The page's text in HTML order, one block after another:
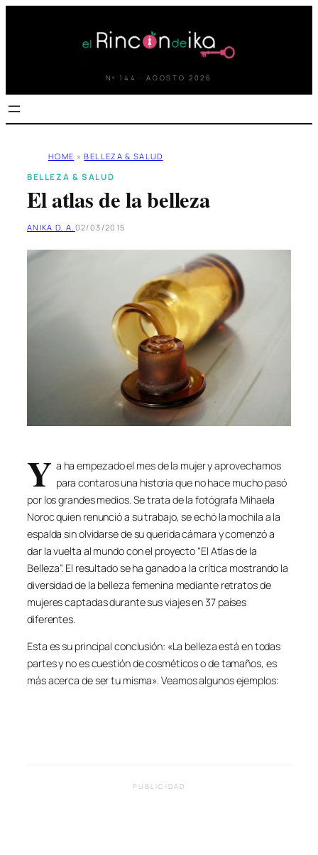
Nº 144 · AGOSTO 2026
HOME » BELLEZA & SALUD
BELLEZA & SALUD
El atlas de la belleza
ANIKA D. A. 02/03/2015
Y a ha empezado el mes de la mujer y aprovechamos
para contaros una historia que no hace mucho pasó
por los grandes medios. Se trata de la fotógrafa Mihaela
Noroc quien renunció a su trabajo, se echó la mochila a la
espalda sin olvidarse de su querida cámara y comenzó a
dar la vuelta al mundo con el proyecto “El Atlas de la
Belleza”. El resultado se ha ganado a la crítica mostrando la
diversidad de la belleza femenina mediante retratos de
mujeres captadas durante sus viajes en 37 países
diferentes.
Esta es su principal conclusión: «La belleza está en todas
partes y no es cuestión de cosméticos o de tamaños, es
más acerca de ser tu misma». Veamos algunos ejemplos:
PUBLICIDAD